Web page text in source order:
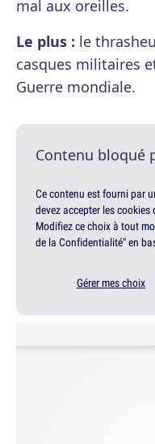
mal aux oreilles.
Le plus : le
casques militaires
Guerre mondiale.
Contenu bloqué
Ce contenu est fourni par
devez accepter les
Modifiez ce choix à tout
de la Confidentialité" en
Gérer mes choix